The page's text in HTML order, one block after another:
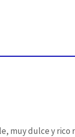
muy dulce y